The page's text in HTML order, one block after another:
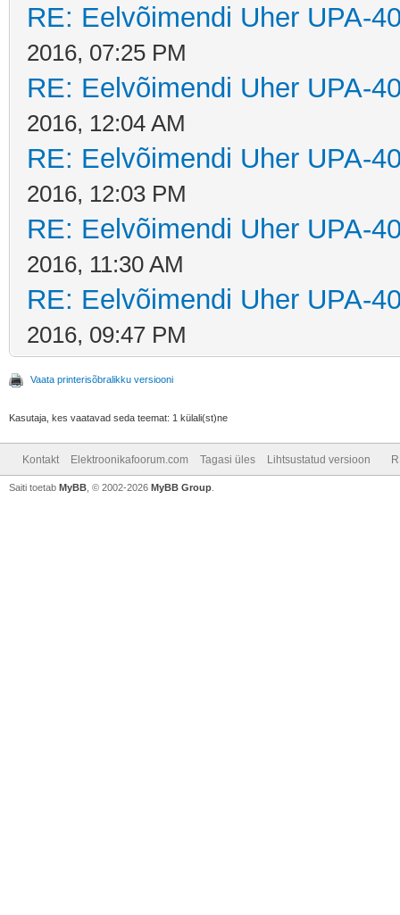
RE: Eelvõimendi Uher UPA-
2016, 07:25 PM
RE: Eelvõimendi Uher UPA-
2016, 12:04 AM
RE: Eelvõimendi Uher UPA-
2016, 12:03 PM
RE: Eelvõimendi Uher UPA-
2016, 11:30 AM
RE: Eelvõimendi Uher UPA-
2016, 09:47 PM
Vaata printerisõbralikku versiooni
Kasutaja, kes vaatavad seda teemat: 1 külali(st)ne
Kontakt Elektroonikafoorum.com Tagasi üles Lihtsustatud versioon
Saiti toetab MyBB , © 2002-2026 MyBB Group